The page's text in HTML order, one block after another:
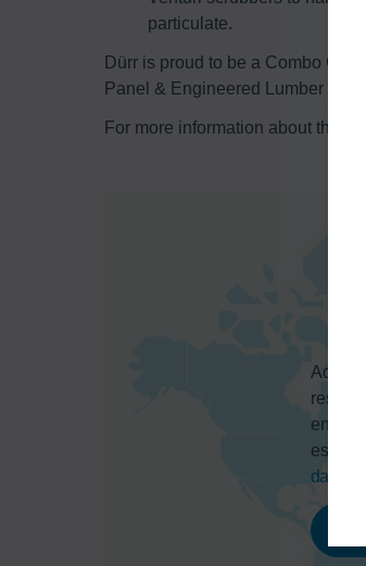
particulate.
Dürr is proud to be a Combo
Panel & Engineered Lumber
For more information about this
Aqui
dados